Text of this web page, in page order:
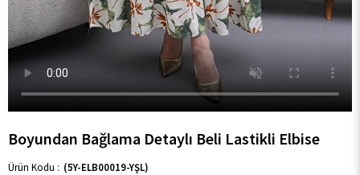
Boyundan Bağlama Detaylı Beli Lastikli Elbise
(5Y-ELB00019-YŞL)